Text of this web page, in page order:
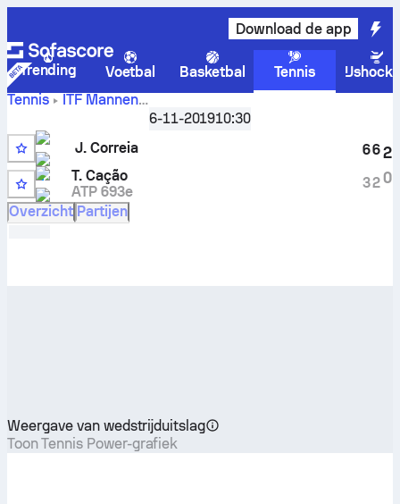
Download de app
Trending Voetbal Basketbal Tennis
Tennis
ITF Mannen
Castellon, Singles M-ITF-ESP-34A,Achtste finales
Jordan Correia
resultaten
6-11-201910:30
7
J. Correia
T. Cação
ATP 693e
6
3
6
2
2
0
Overzicht Partijen
Weergave van wedstrijduitslag
Toon Tennis Power-grafiek